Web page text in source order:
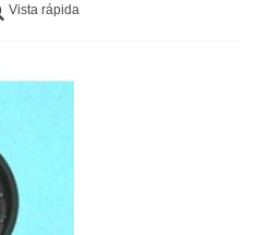
Vista rápida